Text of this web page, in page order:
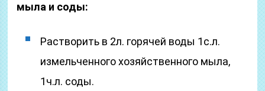
мыла и соды:
Растворить в 2л. горячей воды 1с.л.
измельченного хозяйственного мыла,
1ч.л. соды.